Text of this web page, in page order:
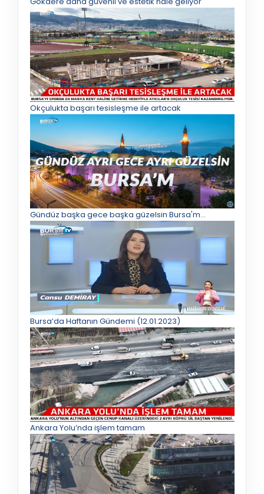
Okçulukta başarı tesisleşme ile artacak
Gündüz başka gece başka güzelsin Bursa'm...
Bursa’da Haftanın Gündemi (12.01.2023)
Ankara Yolu’nda işlem tamam